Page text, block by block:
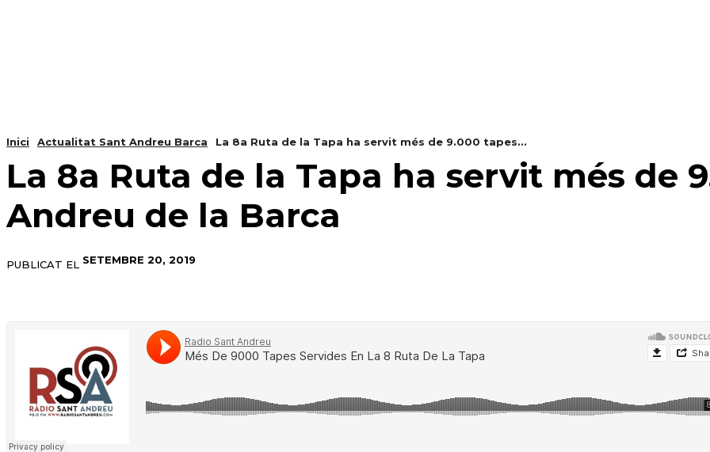
Inici Actualitat Sant Andreu Barca La 8a Ruta de la Tapa ha servit més de 9.000 tapes...
La 8a Ruta de la Tapa ha servit més de
Andreu de la Barca
PUBLICAT EL SETEMBRE 20, 2019